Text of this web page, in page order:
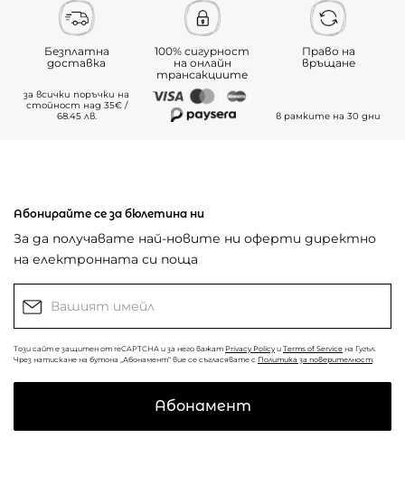
Безплатна
доставка
за всички поръчки на
стойност над 35€ /
68.45 лв.
100% сигурност
на онлайн
трансакциите
Право на
връщане
в рамките на 30 дни
Абонирайте се за бюлетина ни
За да получавате най-новите ни оферти директно
на електронната си поща
Този сайт е защитен от reCAPTCHA и за него важат Privacy Policy и Terms of Service на Гугъл.
Чрез натискане на бутона „Абонамент“ вие се съгласявате с Политика за поверителност.
Абонамент